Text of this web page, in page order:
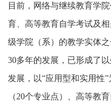
目前，网络与继续教育学
育、高等教育自学考试及
级学院（系）的教学实体
30多年的发展，已形成了
发展，以“应用型和实用性
（20个专业点）、高等教